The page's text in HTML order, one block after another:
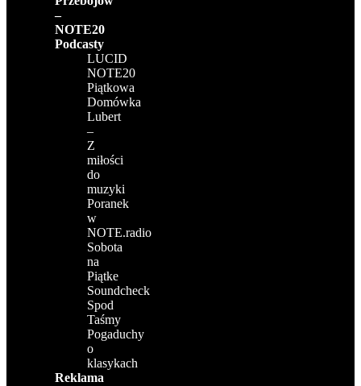
–
NOTE20
Podcasty
LUCID
NOTE20
Piątkowa
Domówka
Lubert
–
Z
miłości
do
muzyki
Poranek
w
NOTE.radio
Sobota
na
Piątke
Soundcheck
Spod
Taśmy
Pogaduchy
o
klasykach
Reklama